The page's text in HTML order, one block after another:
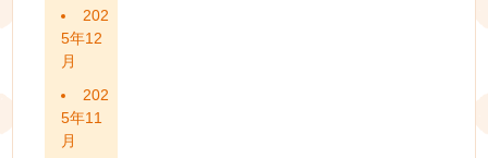
202
5年12
月
202
5年11
月